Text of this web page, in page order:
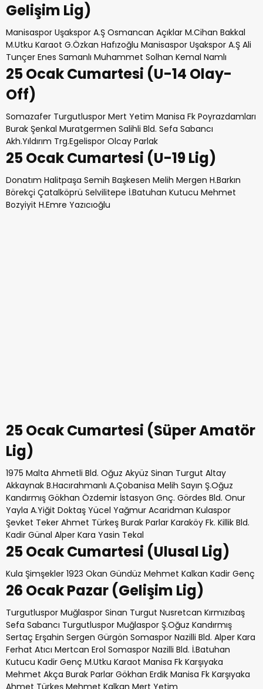
Gelişim Lig)
Manisaspor Uşakspor A.Ş Osmancan Açıklar M.Cihan Bakkal
M.Utku Karaot G.Özkan Hafızoğlu Manisaspor Uşakspor A.Ş Ali
Tunçer Enes Samanlı Muhammet Solhan Kemal Namlı
25 Ocak Cumartesi (U-14 Olay-
Off)
Somazafer Turgutluspor Mert Yetim Manisa Fk Poyrazdamları
Burak Şenkal Muratgermen Salihli Bld. Sefa Sabancı
Akh.Yıldırım Trg.Egelispor Olcay Parlak
25 Ocak Cumartesi (U-19 Lig)
Donatım Halitpaşa Semih Başkesen Melih Mergen H.Barkın
Börekçi Çatalköprü Selvilitepe İ.Batuhan Kutucu Mehmet
Bozyiyit H.Emre Yazıcıoğlu
25 Ocak Cumartesi (Süper Amatör
Lig)
1975 Malta Ahmetli Bld. Oğuz Akyüz Sinan Turgut Altay
Akkaynak B.Hacırahmanlı A.Çobanisa Melih Sayın Ş.Oğuz
Kandırmış Gökhan Özdemir İstasyon Gnç. Gördes Bld. Onur
Yayla A.Yiğit Doktaş Yücel Yağmur Acaridman Kulaspor
Şevket Teker Ahmet Türkeş Burak Parlar Karaköy Fk. Killik Bld.
Kadir Günal Alper Kara Yasin Tekal
25 Ocak Cumartesi (Ulusal Lig)
Kula Şimşekler 1923 Okan Gündüz Mehmet Kalkan Kadir Genç
26 Ocak Pazar (Gelişim Lig)
Turgutluspor Muğlaspor Sinan Turgut Nusretcan Kırmızıbaş
Sefa Sabancı Turgutluspor Muğlaspor Ş.Oğuz Kandırmış
Sertaç Erşahin Sergen Gürgön Somaspor Nazilli Bld. Alper Kara
Ferhat Atıcı Mertcan Erol Somaspor Nazilli Bld. İ.Batuhan
Kutucu Kadir Genç M.Utku Karaot Manisa Fk Karşıyaka
Mehmet Akça Burak Parlar Gökhan Erdik Manisa Fk Karşıyaka
Ahmet Türkeş Mehmet Kalkan Mert Yetim